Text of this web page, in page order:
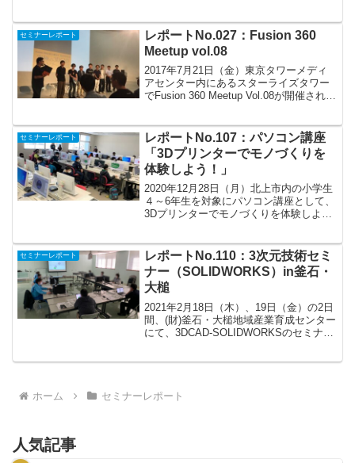
する専門用語や意味を知ることができる
だけではなく、材...
セミナーレポート
レポートNo.027：Fusion 360
Meetup vol.08
2017年7月21日（金）東京タワーメディ
アセンター内にあるスターライズタワー
でFusion 360 Meetup Vol.08が開催されま
した。どんな内容だ...
セミナーレポート
レポートNo.107：パソコン講座
「3Dプリンターでモノづくりを
体験しよう！」
2020年12月28日（月）北上市内の小学生
４～6年生を対象にパソコン講座として、
3Dプリンターでモノづくりを体験しよ
械鉄工業協同組合さんと斎藤鉄工株式会
社さん（ハート...
セミナーレポート
レポートNo.110：3次元技術セミ
ナー（SOLIDWORKS）in釜石・
大槌
2021年2月18日（木）、19日（金）の2日
間、(財)釜石・大槌地域産業育成センター
にて、3DCAD-SOLIDWORKSのセミナー
ホーム セミナーレポート
人気記事